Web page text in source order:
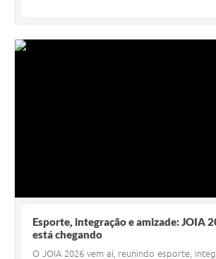
Esporte, integração e amizade: JOIA
está chegando
O JOIA 2026 vem aí, reunindo esporte,